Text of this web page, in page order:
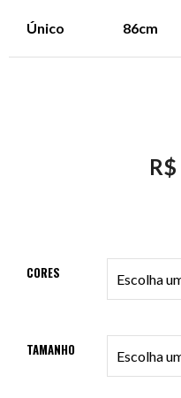
Único 86cm
R$
CORES
TAMANHO